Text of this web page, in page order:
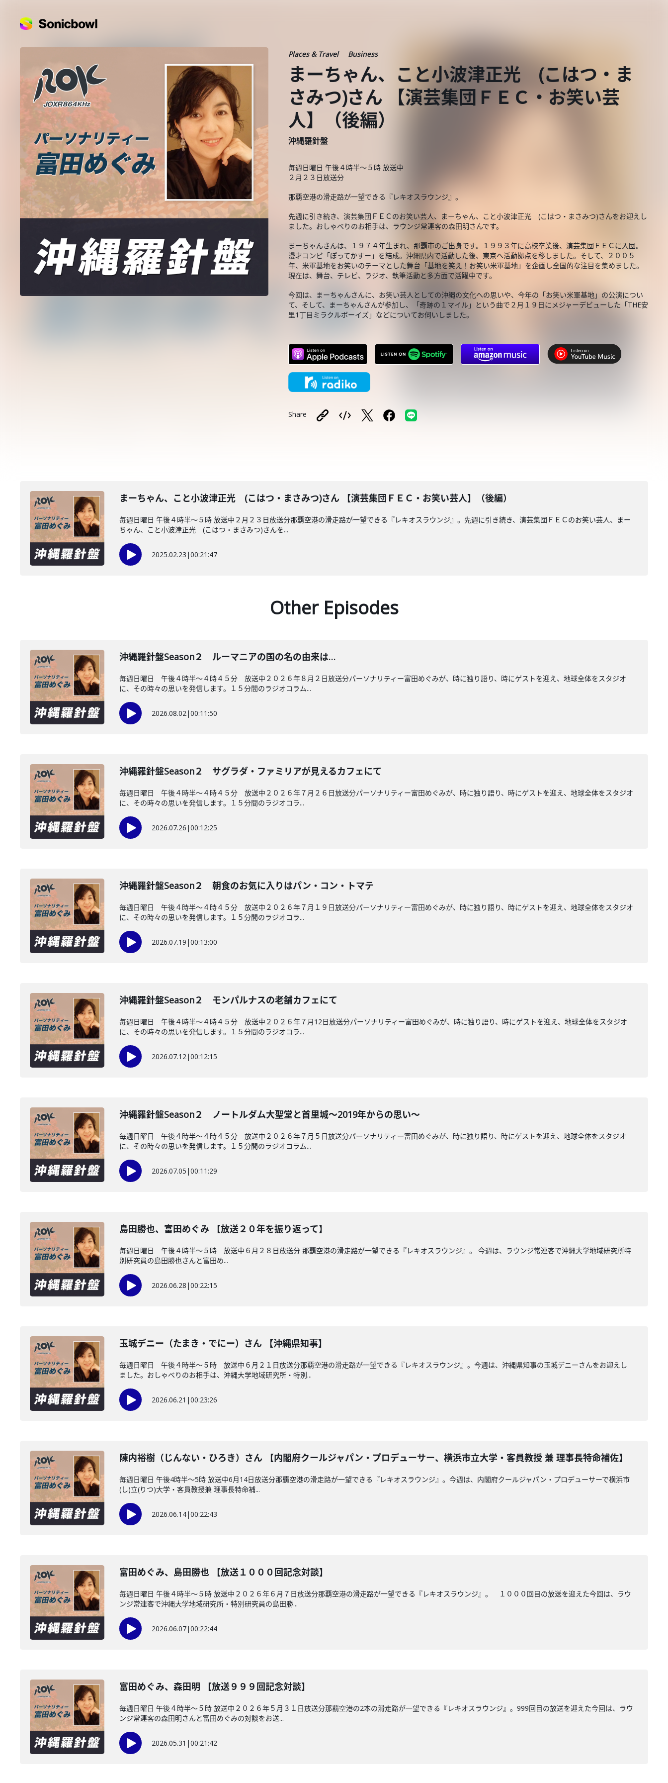
Places & Travel Business
まーちゃん、こと小波津正光 (こはつ・ま
さみつ)さん 【演芸集団ＦＥＣ・お笑い芸
人】（後編）
沖縄羅針盤
毎週日曜日 午後４時半～５時 放送中
２月２３日放送分
那覇空港の滑走路が一望できる『レキオスラウンジ』。
先週に引き続き、演芸集団ＦＥＣのお笑い芸人、まーちゃん、こと小波津正光 (こはつ・まさみつ)さんをお迎えし
ました。おしゃべりのお相手は、ラウンジ常連客の森田明さんです。
まーちゃんさんは、１９７４年生まれ、那覇市のご出身です。１９９３年に高校卒業後、演芸集団ＦＥＣに入団。
漫才コンビ「ぽってかすー」を結成。沖縄県内で活動した後、東京へ活動拠点を移しました。そして、２００５
年、米軍基地をお笑いのテーマとした舞台「基地を笑え！お笑い米軍基地」を企画し全国的な注目を集めました。
現在は、舞台、テレビ、ラジオ、執筆活動と多方面で活躍中です。
今回は、まーちゃんさんに、お笑い芸人としての沖縄の文化への思いや、今年の「お笑い米軍基地」の公演につい
て、そして、まーちゃんさんが参加し、「奇跡の１マイル」という曲で２月１９日にメジャーデビューした「THE安
里1丁目ミラクルボーイズ」などについてお伺いしました。
Share
まーちゃん、こと小波津正光 (こはつ・まさみつ)さん 【演芸集団ＦＥＣ・お笑い芸人】（後編）
毎週日曜日 午後４時半～５時 放送中２月２３日放送分那覇空港の滑走路が一望できる『レキオスラウンジ』。先週に引き続き、演芸集団ＦＥＣのお笑い芸人、まー
ちゃん、こと小波津正光 (こはつ・まさみつ)さんを...
2025.02.23 |00:21:47
Other Episodes
沖縄羅針盤Season２ ルーマニアの国の名の由来は…
毎週日曜日 午後４時半～４時４５分 放送中２０２６年８月２日放送分パーソナリティー富田めぐみが、時に独り語り、時にゲストを迎え、地球全体をスタジオ
に、その時々の思いを発信します。１５分間のラジオコラム...
2026.08.02|00:11:50
沖縄羅針盤Season２ サグラダ・ファミリアが見えるカフェにて
毎週日曜日 午後４時半～４時４５分 放送中２０２６年７月２６日放送分パーソナリティー富田めぐみが、時に独り語り、時にゲストを迎え、地球全体をスタジオ
に、その時々の思いを発信します。１５分間のラジオコラ...
2026.07.26 |00:12:25
沖縄羅針盤Season２ 朝食のお気に入りはパン・コン・トマテ
毎週日曜日 午後４時半～４時４５分 放送中２０２６年７月１９日放送分パーソナリティー富田めぐみが、時に独り語り、時にゲストを迎え、地球全体をスタジオ
に、その時々の思いを発信します。１５分間のラジオコラ...
2026.07.19 |00:13:00
沖縄羅針盤Season２ モンパルナスの老舗カフェにて
毎週日曜日 午後４時半～４時４５分 放送中２０２６年７月12日放送分パーソナリティー富田めぐみが、時に独り語り、時にゲストを迎え、地球全体をスタジオ
に、その時々の思いを発信します。１５分間のラジオコラ...
2026.07.12|00:12:15
沖縄羅針盤Season２ ノートルダム大聖堂と首里城～2019年からの思い～
毎週日曜日 午後４時半～４時４５分 放送中２０２６年７月５日放送分パーソナリティー富田めぐみが、時に独り語り、時にゲストを迎え、地球全体をスタジオ
に、その時々の思いを発信します。１５分間のラジオコラム...
2026.07.05 |00:11:29
島田勝也、富田めぐみ 【放送２０年を振り返って】
毎週日曜日 午後４時半～５時 放送中６月２８日放送分 那覇空港の滑走路が一望できる『レキオスラウンジ』。 今週は、ラウンジ常連客で沖縄大学地域研究所特
別研究員の島田勝也さんと富田め...
2026.06.28 |00:22:15
玉城デニー（たまき・でにー）さん 【沖縄県知事】
毎週日曜日 午後４時半～５時 放送中６月２１日放送分那覇空港の滑走路が一望できる『レキオスラウンジ』。今週は、沖縄県知事の玉城デニーさんをお迎えし
ました。おしゃべりのお相手は、沖縄大学地域研究所・特別...
2026.06.21 |00:23:26
陳内裕樹（じんない・ひろき）さん 【内閣府クールジャパン・プロデューサー、横浜市立大学・客員教授 兼 理事長特命補佐】
毎週日曜日 午後4時半～5時 放送中6月14日放送分那覇空港の滑走路が一望できる『レキオスラウンジ』。今週は、内閣府クールジャパン・プロデューサーで横浜市
(し)立(りつ)大学・客員教授兼 理事長特命補...
2026.06.14|00:22:43
富田めぐみ、島田勝也 【放送１０００回記念対談】
毎週日曜日 午後４時半～５時 放送中２０２６年６月７日放送分那覇空港の滑走路が一望できる『レキオスラウンジ』。 １０００回目の放送を迎えた今回は、ラウ
ンジ常連客で沖縄大学地域研究所・特別研究員の島田勝...
2026.06.07|00:22:44
富田めぐみ、森田明 【放送９９９回記念対談】
毎週日曜日 午後４時半～５時 放送中２０２６年５月３１日放送分那覇空港の2本の滑走路が一望できる『レキオスラウンジ』。999回目の放送を迎えた今回は、ラウ
ンジ常連客の森田明さんと富田めぐみの対談をお送...
2026.05.31 |00:21:42